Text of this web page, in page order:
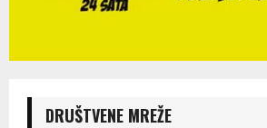
DRUŠTVENE MREŽE